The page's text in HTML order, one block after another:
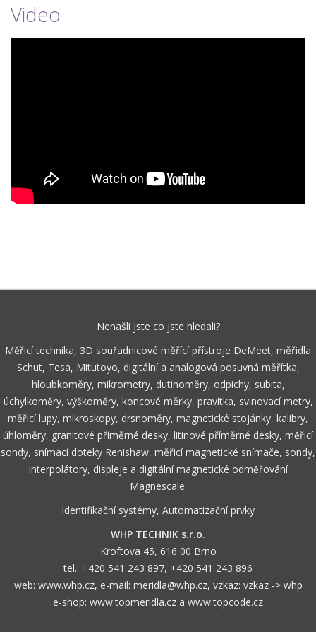
Video
Nenašli jste co jste hledali?
Měřicí technika, 3D souřadnicové měřící přístroje DeMeet, měřidla
Schut, Tesa, Mitutoyo, digitální a analogová posuvná měřítka,
hloubkoměry, mikrometry, dutinoměry, odpichy, subita,
úchylkoměry, výškoměry, koncové měrky, pravítka, svinovací metry,
měřicí lupy, mikroskopy, drsnoměry, magnetické stojánky, kalibry,
úhloměry, granitové příměrné desky, litinové příměrné desky, měřicí
sondy, snímací doteky Renishaw, měřicí magnetické snímače, sondy,
interpolátory, displeje a digitální magnetické odměřování
Magnescale.
Identifikační systémy, Automatizační prvky
WHP TECHNIK s.r.o.
Kroftova 45, 616 00 Brno
tel.: +420 541 243 897, +420 541 243 896
web: www.whp.cz, e-mail: meridla@whp.cz, vzkaz: vzkaz -> whp
e-shop: www.topmeridla.cz a www.topcode.cz